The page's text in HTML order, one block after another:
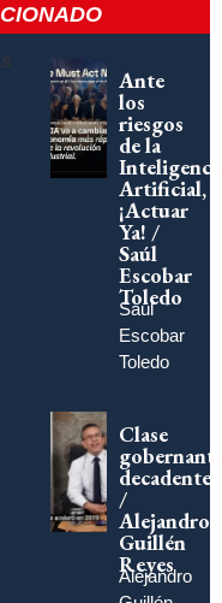
Ante
los
riesgos
de la
Artificial,
¡Actuar
Ya! /
Saúl
Escobar
Toledo
Saúl
Escobar
Toledo
Clase
decadente
/
Alejandro
Guillén
Reyes
Alejandro